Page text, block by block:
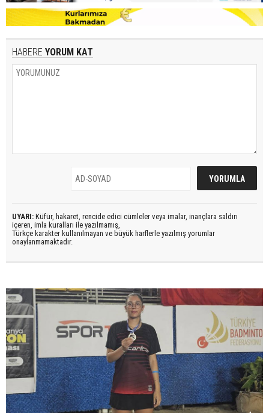
HABERE YORUM KAT
UYARI: Küfür, hakaret, rencide edici cümleler veya imalar, inançlara saldırı
içeren, imla kuralları ile yazılmamış,
Türkçe karakter kullanılmayan ve büyük harflerle yazılmış yorumlar
onaylanmamaktadır.